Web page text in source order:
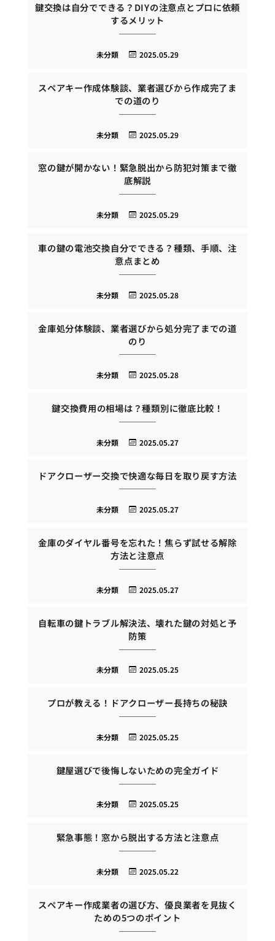
鍵交換は自分でできる？DIYの注意点とプロに依頼
するメリット
2025.05.29
未分類
スペアキー作成体験談、業者選びから作成完了ま
での道のり
2025.05.29
未分類
窓の鍵が開かない！緊急脱出から防犯対策まで徹
底解説
2025.05.29
未分類
車の鍵の電池交換自分でできる？種類、手順、注
意点まとめ
2025.05.28
未分類
金庫処分体験談、業者選びから処分完了までの道
のり
2025.05.28
未分類
鍵交換費用の相場は？種類別に徹底比較！
2025.05.27
未分類
ドアクローザー交換で快適な毎日を取り戻す方法
2025.05.27
未分類
金庫のダイヤル番号を忘れた！焦らず試せる解除
方法と注意点
2025.05.27
未分類
自転車の鍵トラブル解決法、壊れた鍵の対処と予
防策
2025.05.25
未分類
プロが教える！ドアクローザー長持ちの秘訣
2025.05.25
未分類
鍵屋選びで後悔しないための完全ガイド
2025.05.25
未分類
緊急事態！窓から脱出する方法と注意点
2025.05.22
未分類
スペアキー作成業者の選び方、優良業者を見抜く
ための5つのポイント